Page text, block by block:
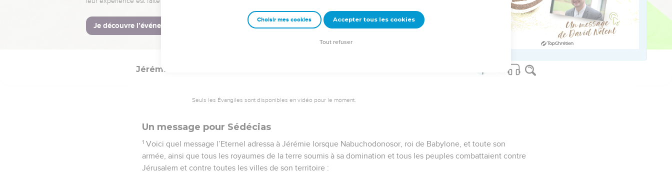
restauration et je leur manifesterai ma compassion.
La Bible Du Semeur Copyright © 1992, 1999 by Biblica, Inc.® Used by permission. All rights reserved worldwide.
Jérémie
Seuls les Évangiles sont disponibles en vidéo pour le moment.
Un message pour Sédécias
1 Voici quel message l’Eternel adressa à Jérémie lorsque Nabuchodonosor, roi de Babylone, et toute son
armée, ainsi que tous les royaumes de la terre soumis à sa domination et tous les peuples combattaient contre
Jérusalem et contre toutes les villes de son territoire :
Choisir mes cookies Accepter tous les cookies
Tout refuser